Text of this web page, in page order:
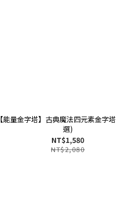
【能量金字塔】古典魔法四元素金字
選)
NT$1,580
NT$2,080